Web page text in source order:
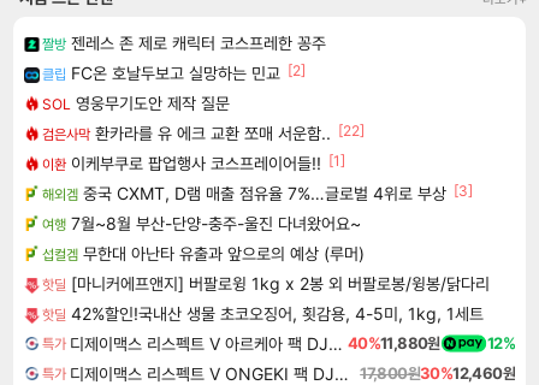
짤방 젠레스 존 제로 캐릭터 코스프레한 꽁주
클립 FC온 호날두보고 실망하는 민교 [2]
SOL 영웅무기도안 제작 질문
검은사막 환카라를 유 에크 교환 쪼매 서운함.. [22]
이환 이케부쿠로 팝업행사 코스프레이어들!! [1]
해외겜 중국 CXMT, D램 매출 점유율 7%…글로벌 4위로 부상 [3]
여행 7월~8월 부산-단양-충주-울진 다녀왔어요~
섭컬겜 무한대 아난타 유출과 앞으로의 예상 (루머)
핫딜 [마니커에프앤지] 버팔로윙 1kg x 2봉 외 버팔로봉/윙봉/닭다리
핫딜 42%할인!국내산 생물 초코오징어, 횟감용, 4-5미, 1kg, 1세트
특가 디제이맥스 리스펙트 V 아르케아 팩 DJMAX RESPECT V Arcaea Pack DLC 40%11,880원 12%
특가 디제이맥스 리스펙트 V ONGEKI 팩 DJMAX RESPECT V ONGEKI Pack DLC 17,800원30%12,460원